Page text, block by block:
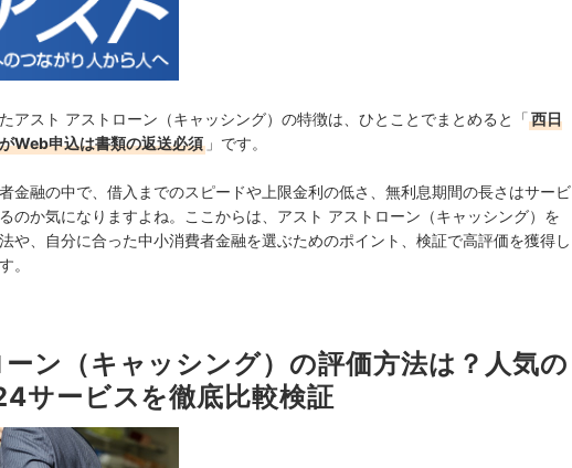
アスト アストローン（キャッシング）の特徴は、ひとことでまとめると「西日
Web申込は書類の返送必須 」です。
金融の中で、借入までのスピードや上限金利の低さ、無利息期間の長さはサービ
のか気になりますよね。ここからは、アスト アストローン（キャッシング）を
や、自分に合った中小消費者金融を選ぶためのポイント、検証で高評価を獲得し
。
ン（キャッシング）の評価方法は？人気の
サービスを徹底比較検証